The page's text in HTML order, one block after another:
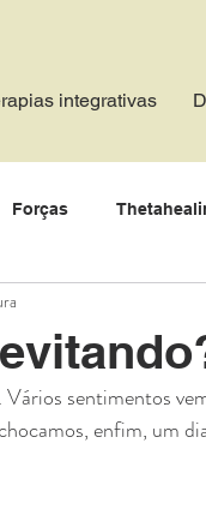
integrativas
Forças
Saúde
sentimentos
enfim, um